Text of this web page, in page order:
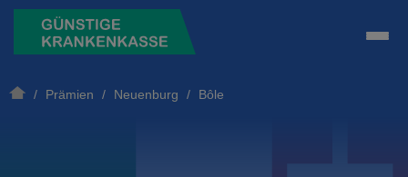
/ Prämien / Neuenburg / Bôle